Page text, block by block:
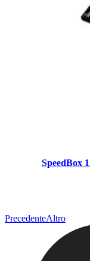
SpeedBox
PrecedenteAltro